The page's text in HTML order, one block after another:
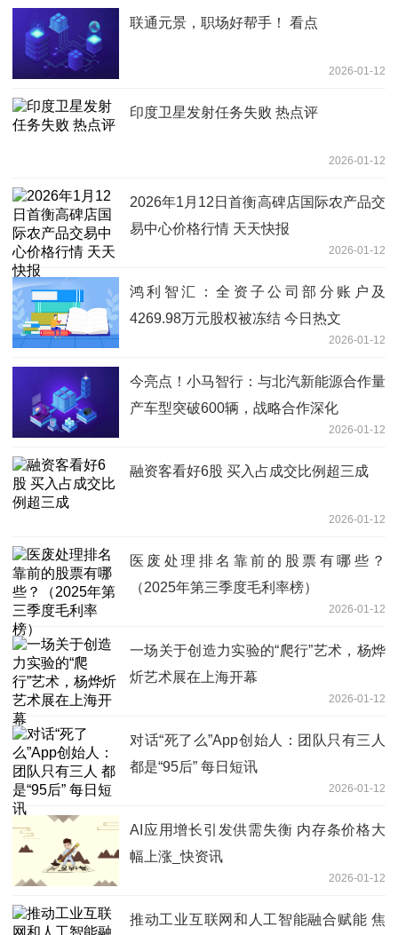
联通元景，职场好帮手！ 看点
2026-01-12
印度卫星发射任务失败 热点评
2026-01-12
2026年1月12日首衡高碑店国际农产品交
易中心价格行情 天天快报
2026-01-12
鸿利智汇：全资子公司部分账户及
4269.98万元股权被冻结 今日热文
2026-01-12
今亮点！小马智行：与北汽新能源合作量
产车型突破600辆，战略合作深化
2026-01-12
融资客看好6股 买入占成交比例超三成
2026-01-12
医废处理排名靠前的股票有哪些？
（2025年第三季度毛利率榜）
2026-01-12
一场关于创造力实验的“爬行”艺术，杨烨
炘艺术展在上海开幕
2026-01-12
对话“死了么”App创始人：团队只有三人
都是“95后” 每日短讯
2026-01-12
AI应用增长引发供需失衡 内存条价格大
幅上涨_快资讯
2026-01-12
推动工业互联网和人工智能融合赋能 焦